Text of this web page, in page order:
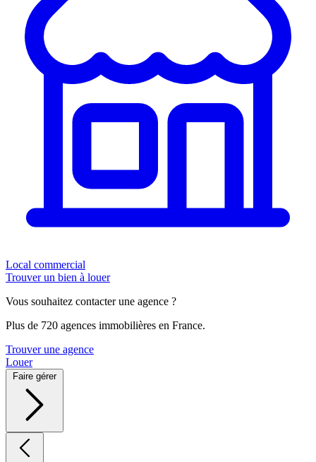
Local commercial
Trouver un bien à louer
Vous souhaitez contacter une agence ?
Plus de 720 agences immobilières en France.
Trouver une agence
Louer
Faire gérer